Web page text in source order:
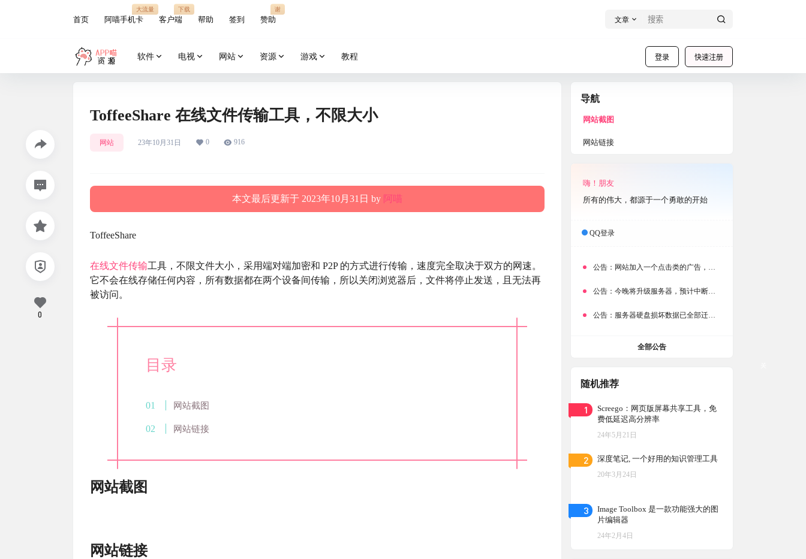
首页 阿喵手机卡
大流量
客户端
下载
帮助 签到 赞助
谢
文章
登录 快速注册
软件 电视 网站 资源 游戏 教程
ToffeeShare 在线文件传输工具，不限大小
网站 23年10月31日 0 916
本文最后更新于 2023年10月31日 by 阿喵
ToffeeShare
在线文件传输工具，不限文件大小，采用端对端加密和 P2P 的方式进行传输，速度完全取决于双方的网速。
它不会在线存储任何内容，所有数据都在两个设备间传输，所以关闭浏览器后，文件将停止发送，且无法再
被访问。
目录
网站截图
网站链接
网站截图
网站链接
0
导航
网站截图
网站链接
嗨！朋友
所有的伟大，都源于一个勇敢的开始
QQ登录
公告： 网站加入一个点击类的广告，大家点击下载按钮需要注意
公告： 今晚将升级服务器，预计中断时常为1分钟
公告： 服务器硬盘损坏数据已全部迁移备份，网站恢复完成！
全部公告
随机推荐
1
Screego：网页版屏幕共享工具，免
费低延迟高分辨率
24年5月21日
2 深度笔记, 一个好用的知识管理工具
20年3月24日
3
Image Toolbox 是一款功能强大的图
片编辑器
24年2月4日